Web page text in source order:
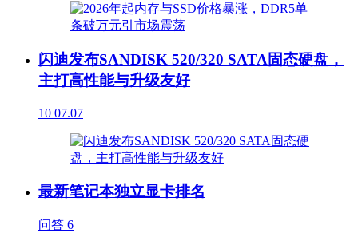
闪迪发布SANDISK 520/320 SATA固态硬盘，
主打高性能与升级友好
10 07.07
最新笔记本独立显卡排名
问答 6